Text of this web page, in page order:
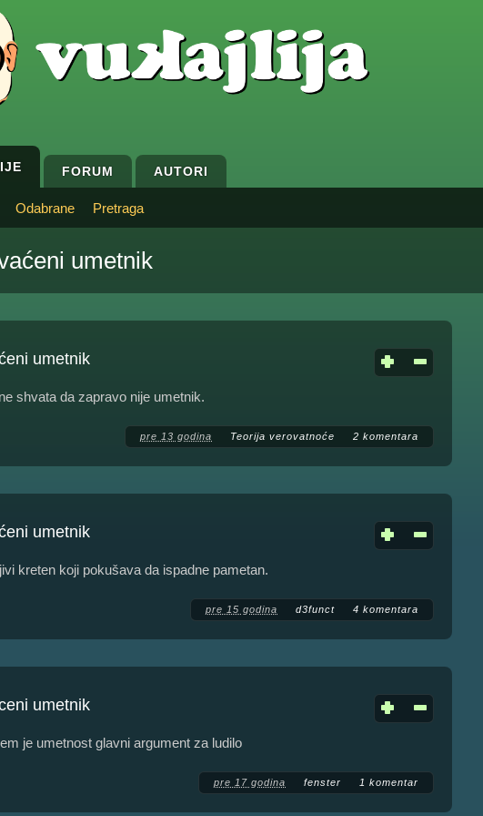
FORUM AUTORI
Odabrane Pretraga
umetnik
umetnik
shvata da zapravo nije umetnik.
pre 13 godina Teorija verovatnoće 2 komentara
umetnik
kreten koji pokušava da ispadne pametan.
pre 15 godina d3funct 4 komentara
umetnik
je umetnost glavni argument za ludilo
pre 17 godina fenster 1 komentar